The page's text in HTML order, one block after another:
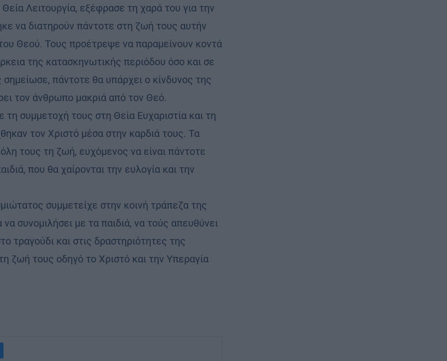
Λειτουργία, εξέφρασε τη χαρά του για την
να διατηρούν πάντοτε στη ζωή τους αυτήν
Θεού. Τους προέτρεψε να παραμείνουν κοντά
της κατασκηνωτικής περιόδου όσο και σε
πάντοτε θα υπάρχει ο κίνδυνος της
τον άνθρωπο μακριά από τον Θεό.
συμμετοχή τους στη Θεία Ευχαριστία και τη
τον Χριστό μέσα στην καρδιά τους. Τα
τους τη ζωή, ευχόμενος να είναι πάντοτε
που θα χαίρονται την ευλογία και την
συμμετείχε στην κοινή τράπεζα της
συνομιλήσει με τα παιδιά, να τούς απευθύνει
τραγούδι και στις δραστηριότητες της
ζωή τους οδηγό το Χριστό και την Υπεραγία